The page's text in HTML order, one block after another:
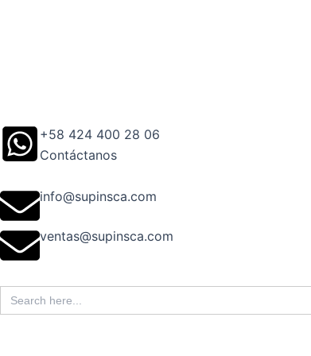
+58 424 400 28 06
Contáctanos
info@supinsca.com
ventas@supinsca.com
Search
for: